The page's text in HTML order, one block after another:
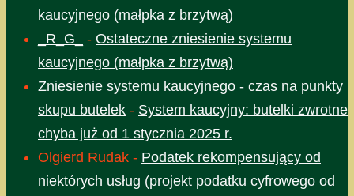
kaucyjnego (małpka z brzytwą)
_R_G_
- Ostateczne zniesienie systemu
kaucyjnego (małpka z brzytwą)
Zniesienie systemu kaucyjnego - czas na punkty
skupu butelek - System kaucyjny: butelki zwrotne
chyba już od 1 stycznia 2025 r.
Olgierd Rudak - Podatek rekompensujący od
niektórych usług (projekt podatku cyfrowego od